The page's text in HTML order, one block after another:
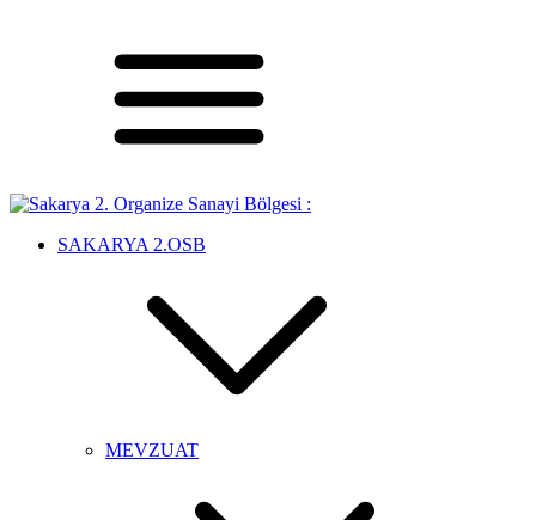
SAKARYA 2.OSB
MEVZUAT